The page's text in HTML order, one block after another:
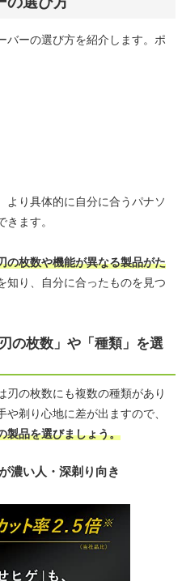
バーの選び方を紹介します。ポ
より具体的に自分に合うパナソ
ます。
の枚数や機能が異なる製品がた
知り、自分に合ったものを見つ
の枚数」や「種類」を選
刃の枚数にも複数の種類があり
剃り心地に差が出ますので、
製品を選びましょう。
濃い人・深剃り向き